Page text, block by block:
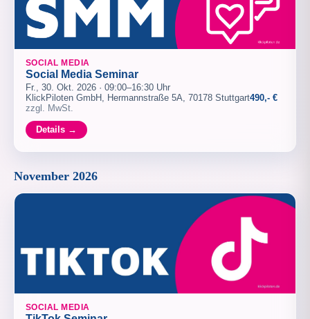
SOCIAL MEDIA
Social Media Seminar
Fr., 30. Okt. 2026 · 09:00–16:30 Uhr
KlickPiloten GmbH, Hermannstraße 5A, 70178 Stuttgart490,- €
zzgl. MwSt.
Details →
November 2026
SOCIAL MEDIA